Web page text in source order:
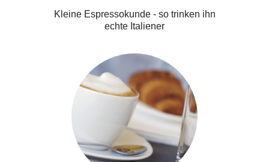
Kleine Espressokunde - so trinken ihn
echte Italiener